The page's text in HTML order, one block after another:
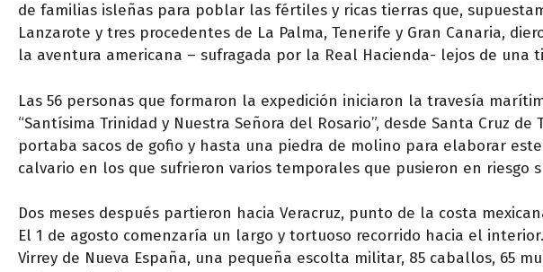
de familias isleñas para poblar las fértiles y ricas tierras que,
Lanzarote y tres procedentes de La Palma, Tenerife y Gran Canaria,
la aventura americana – sufragada por la Real Hacienda- lejos de una
Las 56 personas que formaron la expedición iniciaron la travesía
“Santísima Trinidad y Nuestra Señora del Rosario”, desde Santa Cruz
portaba sacos de gofio y hasta una piedra de molino para elaborar
calvario en los que sufrieron varios temporales que pusieron en riesgo
Dos meses después partieron hacia Veracruz, punto de la costa
El 1 de agosto comenzaría un largo y tortuoso recorrido hacia el
Virrey de Nueva España, una pequeña escolta militar, 85 caballos, 65